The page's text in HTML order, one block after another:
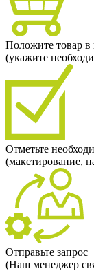
Положите товар в
(укажите
Отметьте
(макетирование,
Отправьте запрос
(Наш менеджер